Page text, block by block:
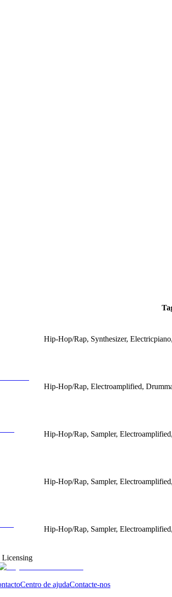
Hip-Hop/Rap, Synthesizer,
Hip-Hop/Rap, Electroamplified,
Hip-Hop/Rap, Sampler,
Hip-Hop/Rap, Sampler,
Hip-Hop/Rap, Sampler,
Licensing
Centro de ajudaContacte-nos